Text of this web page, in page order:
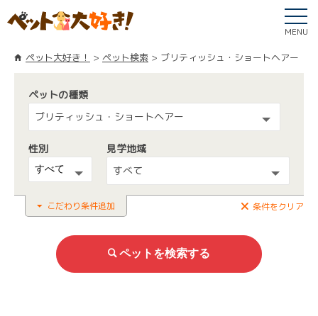
MENU
ペット大好き！ ペット検索 ブリティッシュ・ショートヘアー
ペットの種類
ブリティッシュ・ショートヘアー
性別
見学地域
すべて
こだわり条件追加 条件をクリア